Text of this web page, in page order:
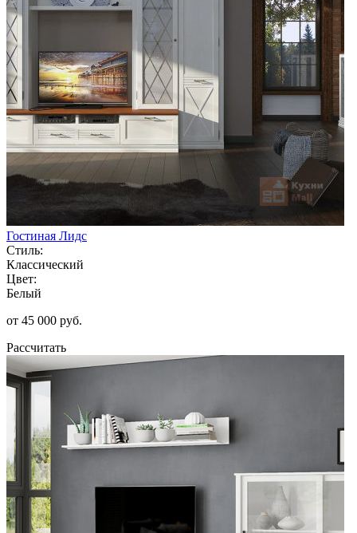
Гостиная Лидс
Стиль:
Классический
Цвет:
Белый
от 45 000 руб.
Рассчитать